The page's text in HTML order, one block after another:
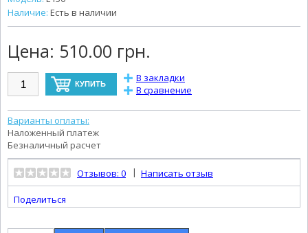
Наличие: Есть в наличии
Цена: 510.00 грн.
В закладки
В сравнение
Варианты оплаты:
Наложенный платеж
Безналичный расчет
Отзывов: 0 | Написать отзыв
Поделиться